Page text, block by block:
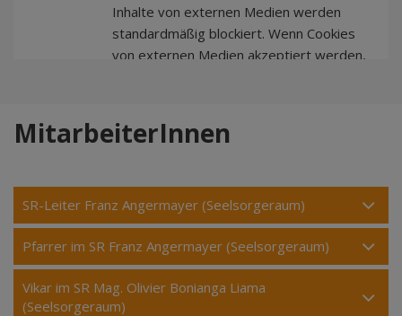
Inhalte von externen Medien werden
standardmäßig blockiert. Wenn Cookies
von externen Medien akzeptiert werden,
MitarbeiterInnen
SR-Leiter Franz Angermayer (Seelsorgeraum)
Pfarrer im SR Franz Angermayer (Seelsorgeraum)
Vikar im SR Mag. Olivier Bonianga Liama
(Seelsorgeraum)